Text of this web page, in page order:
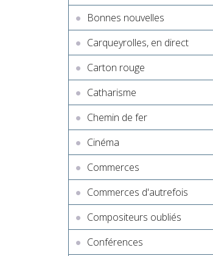
Bonnes nouvelles
Carqueyrolles, en direct
Carton rouge
Catharisme
Chemin de fer
Cinéma
Commerces
Commerces d'autrefois
Compositeurs oubliés
Conférences